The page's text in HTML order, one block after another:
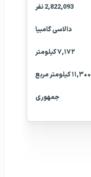
2,822,093 نفر
دالاسی گامبیا
۷,۱۷۲ کیلومتر
۱۱,۳۰۰ کیلومتر مربع
جمهوری